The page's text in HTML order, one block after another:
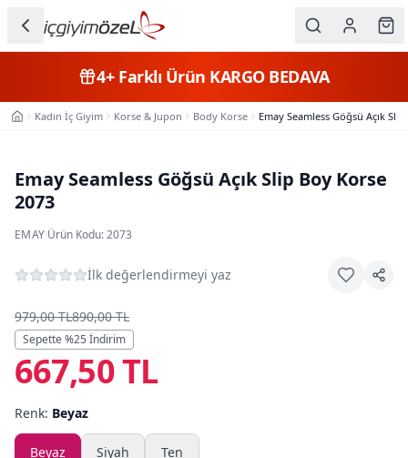
Kategorileri
Çocuk
Beden
Markalar
Plaj & Mayo
Yazlık Pijama
4+Farklı Ürün KARGO BEDAVA
Ana SayfaKadın İç Giyim Korse & Jupon Body Korse Emay Seamless Göğsü Açık
Emay Seamless Göğsü Açık Slip Boy Korse
2073
EMAY·Ürün Kodu:2073
İlk değerlendirmeyi yaz
979,00 TL890,00 TL
Sepette %25 İndirim
667,50 TL
Renk: Beyaz
Beyaz Siyah Ten